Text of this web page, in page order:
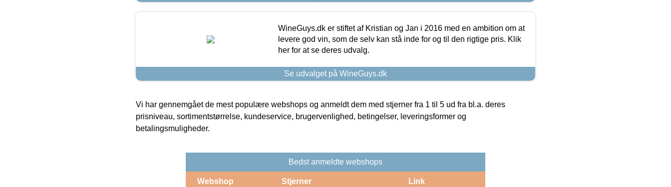
WineGuys.dk er stiftet af Kristian og Jan i 2016 med en ambition om at
levere god vin, som de selv kan stå inde for og til den rigtige pris. Klik
her for at se deres udvalg.
Se udvalget på WineGuys.dk
Vi har gennemgået de mest populære webshops og anmeldt dem med stjerner fra 1 til 5 ud fra bl.a. deres
prisniveau, sortimentstørrelse, kundeservice, brugervenlighed, betingelser, leveringsformer og
betalingsmuligheder.
Bedst anmeldte webshops
Webshop Stjerner Link